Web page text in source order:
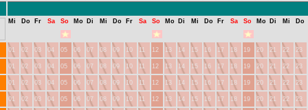
Mi Do Fr Sa So Mo Di Mi Do Fr Sa So Mo Di Mi Do Fr Sa So Mo Di Mi Do
01 02 03 04 05 06 07 08 09 10 11 12 13 14 15 16 17 18 19 20 21 22
23
01 02 03 04 05 06 07 08 09 10 11 12 13 14 15 16 17 18 19 20 21 22
23
01 02 03 04 05 06 07 08 09 10 11 12 13 14 15 16 17 18 19 20 21 22
23
01 02 03 04 05 06 07 08 09 10 11 12 13 14 15 16 17 18 19 20 21 22
23